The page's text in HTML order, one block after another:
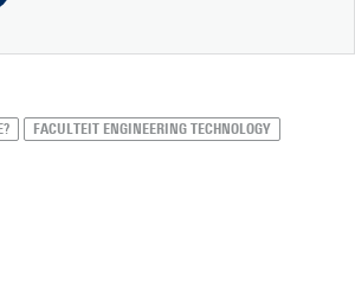
FACULTEIT ENGINEERING TECHNOLOGY